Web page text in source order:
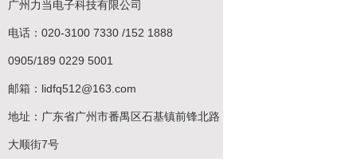
广州力当电子科技有限公司
电话：020-3100 7330 /152 1888
0905/189 0229 5001
邮箱：lidfq512@163.com
地址：广东省广州市番禺区石基镇前锋北路
大顺街7号